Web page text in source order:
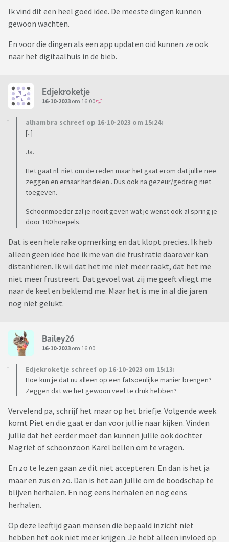
Ik vind dit een heel goed idee. De meeste dingen kunnen
gewoon wachten.
En voor die dingen als een app updaten oid kunnen ze ook
naar het digitaalhuis in de bieb.
Edjekroketje
16-10-2023 om 16:00
alhambra schreef op 16-10-2023 om 15:24:
[..]
Ja.
Het gaat nl. niet om de reden maar het gaat erom dat jullie nee
zeggen en ernaar handelen . Dus ook na gezeur/gedreig niet
toegeven.
Schoonmoeder zal je nooit geven wat je wenst ook al spring je
door 100 hoepels.
Dat is een hele rake opmerking en dat klopt precies. Ik heb
alleen geen idee hoe ik me van die frustratie daarover kan
distantiëren. Ik wil dat het me niet meer raakt, dat het me
niet meer frustreert. Dat gevoel wat zij me geeft vliegt me
naar de keel en beklemd me. Maar het is me in al die jaren
nog niet gelukt.
Bailey26
16-10-2023 om 16:00
Edjekroketje schreef op 16-10-2023 om 15:13:
Hoe kun je dat nu alleen op een fatsoenlijke manier brengen?
Zeggen dat we het gewoon veel te druk hebben?
Vervelend pa, schrijf het maar op het briefje. Volgende week
komt Piet en die gaat er dan voor jullie naar kijken. Vinden
jullie dat het eerder moet dan kunnen jullie ook dochter
Magriet of schoonzoon Karel bellen om te vragen.
En zo te lezen gaan ze dit niet accepteren. En dan is het ja
maar en zus en zo. Dan is het aan jullie om de boodschap te
blijven herhalen. En nog eens herhalen en nog eens
herhalen.
Op deze leeftijd gaan mensen die bepaald inzicht niet
hebben het ook niet meer krijgen. Je hebt alleen invloed op